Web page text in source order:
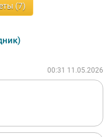
2025 года начались
(выплаты сдвигали
неофициальную часть и
буквально
жилье и купить
директор предлагала
добавляя, что
возможно,
характер. Как
в долгах не только
(7)
00:31 11.05.2026